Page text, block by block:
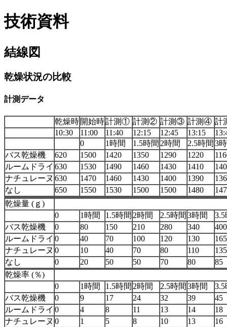
技術資料
結線図
乾燥状況の比較
計測データ
乾燥時 開始時計測① 計測② 計測③ 計測④ 計
10:30
11:00 11:40 12:15 12:45 13:15
0
1時間 1.5時間 2時間 2.5時間 3
バス乾燥機
620 1500 1420 1350 1290 1220
ルームドライ 630 1530 1490 1460 1430 1410
ナチュレーヌ 630 1470 1460 1430 1400 1390
なし
650 1550 1530 1500 1500 1480
乾燥量 (ｇ)
0
1時間 1.5時間 2時間 2.5時間 3時間
バス乾燥機
0 80 150 210 280 340
400
ルームドライ 0 40 70 100 120 130
165
ナチュレーヌ 0 10 40 70 80 110
135
なし
0 20 50 50 70 80
85
乾燥率 (％)
0
1時間 1.5時間 2時間 2.5時間 3時間
バス乾燥機
0 9 17 24 32 39
45
ルームドライ 0 4 8 11 13 14
18
ナチュレーヌ 0 1 5 8 10 13
16